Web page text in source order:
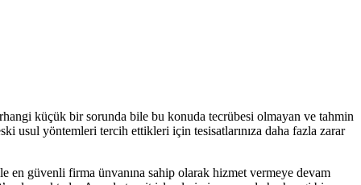
küçük bir sorunda bile bu konuda tecrübesi olmayan ve tahmin
usul yöntemleri tercih ettikleri için tesisatlarınıza daha fazla zarar
en güvenli firma ünvanına sahip olarak hizmet vermeye devam